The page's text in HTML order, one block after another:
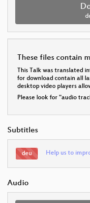
These files contain
This Talk was translated
for download contain all
desktop video players
Please look for "audio
Subtitles
deu Help us to
Audio